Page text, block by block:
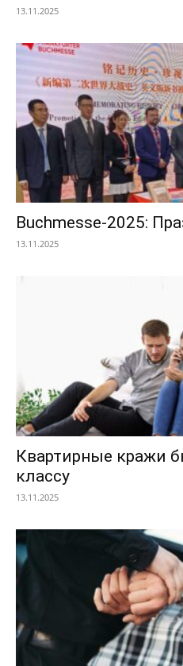
13.11.2025
Buchmesse-2025:
13.11.2025
Квартирные кражи
классу
13.11.2025